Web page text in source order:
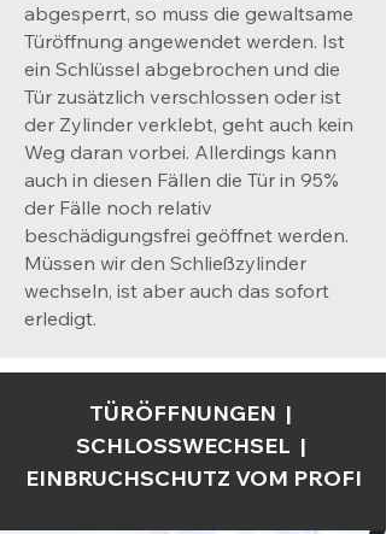
abgesperrt, so muss die gewaltsame
Türöffnung angewendet werden. Ist
ein Schlüssel abgebrochen und die
Tür zusätzlich verschlossen oder ist
der Zylinder verklebt, geht auch kein
Weg daran vorbei. Allerdings kann
auch in diesen Fällen die Tür in 95%
der Fälle noch relativ
beschädigungsfrei geöffnet werden.
Müssen wir den Schließzylinder
wechseln, ist aber auch das sofort
erledigt.
TÜRÖFFNUNGEN |
SCHLOSSWECHSEL |
EINBRUCHSCHUTZ VOM PROFI